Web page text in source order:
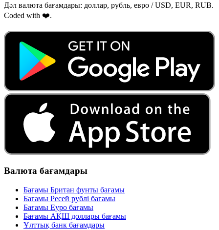
Дәл валюта бағамдары: доллар, рубль, евро / USD, EUR, RUB.
Coded with ❤️.
Валюта бағамдары
Бағамы Британ фунты бағамы
Бағамы Ресей рублі бағамы
Бағамы Еуро бағамы
Бағамы АҚШ доллары бағамы
Ұлттық банк бағамдары